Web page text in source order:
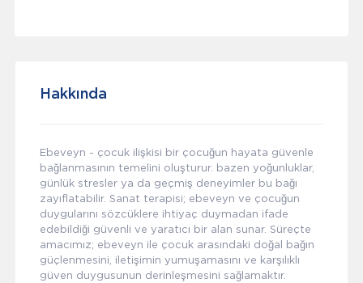
Hakkında
Ebeveyn - çocuk ilişkisi bir çocuğun hayata güvenle
bağlanmasının temelini oluşturur. bazen yoğunluklar,
günlük stresler ya da geçmiş deneyimler bu bağı
zayıflatabilir. Sanat terapisi; ebeveyn ve çocuğun
duygularını sözcüklere ihtiyaç duymadan ifade
edebildiği güvenli ve yaratıcı bir alan sunar. Süreçte
amacımız; ebeveyn ile çocuk arasındaki doğal bağın
güçlenmesini, iletişimin yumuşamasını ve karşılıklı
güven duygusunun derinleşmesini sağlamaktır.